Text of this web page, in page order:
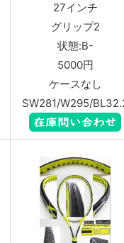
27インチ
グリップ2
状態:B-
5000円
ケースなし
SW281/W295/